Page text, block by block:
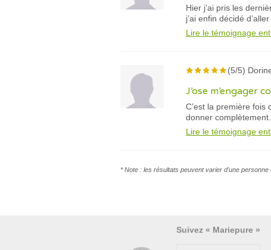
Hier j’ai pris les
j’ai enfin décidé
Lire le témoignage
(5/5)
J’ose m’engager
C’est la première fois
donner complètement.
Lire le témoignage
* Note : les résultats peuvent varier d'une
Suivez « Mariepure »